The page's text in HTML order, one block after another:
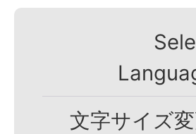
文字サイズ